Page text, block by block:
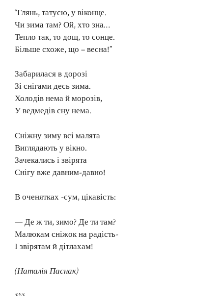
“Глянь, татусю, у віконце.
Чи зима там? Ой, хто зна…
Тепло так, то дощ, то сонце.
Більше схоже, що – весна!”
Забарилася в дорозі
Зі снігами десь зима.
Холодів нема й морозів,
У ведмедів сну нема.
Сніжну зиму всі малята
Виглядають у вікно.
Зачекались і звірята
Снігу вже давним-давно!
В оченятках -сум, цікавість:
— Де ж ти, зимо? Де ти там?
Малюкам сніжок на радість-
І звірятам й дітлахам!
(Наталія Паснак)
***